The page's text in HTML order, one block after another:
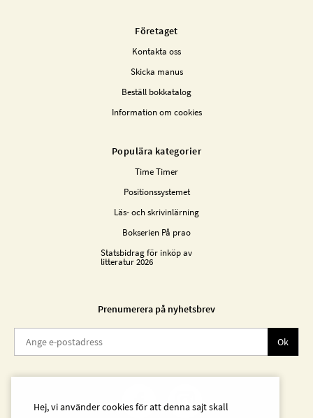
Företaget
Kontakta oss
Skicka manus
Beställ bokkatalog
Information om cookies
Populära kategorier
Time Timer
Positionssystemet
Läs- och skrivinlärning
Bokserien På prao
Statsbidrag för inköp av
litteratur 2026
Prenumerera på nyhetsbrev
Ok
Hej, vi använder cookies för att denna sajt skall